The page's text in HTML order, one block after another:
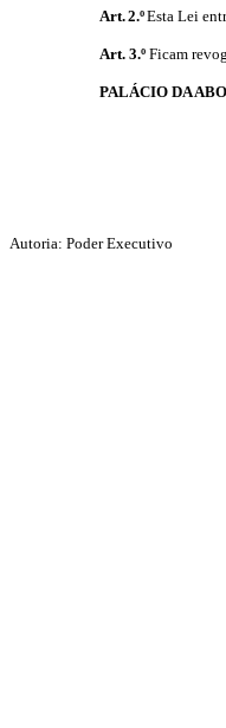
Art.2.ºEsta Lei
Art. 3.ºFicam
PALÁCIO DA
Autoria: Poder Executivo